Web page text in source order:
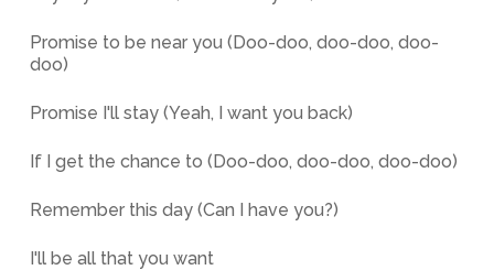
Promise to be near you (Doo-doo, doo-doo, doo-
doo)
Promise I'll stay (Yeah, I want you back)
If I get the chance to (Doo-doo, doo-doo, doo-doo)
Remember this day (Can I have you?)
I'll be all that you want